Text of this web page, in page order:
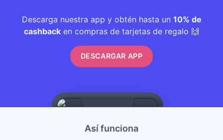
Descarga nuestra app y obtén hasta un 10% de
cashback en compras de tarjetas de regalo 🙌
DESCARGAR APP
Así funciona